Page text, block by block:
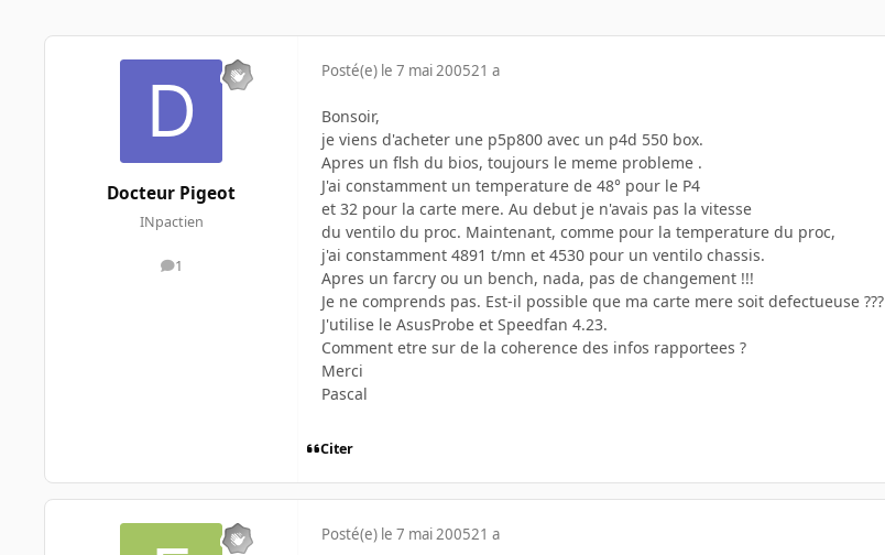
Docteur Pigeot
INpactien
1
messages
Posté(e) le 7 mai 200521 a
Bonsoir,
je viens d'acheter une p5p800 avec un p4d 550 box.
Apres un flsh du bios, toujours le meme probleme .
J'ai constamment un temperature de 48° pour le P4
et 32 pour la carte mere. Au debut je n'avais pas la vitesse
du ventilo du proc. Maintenant, comme pour la temperature du proc,
j'ai constamment 4891 t/mn et 4530 pour un ventilo chassis.
Apres un farcry ou un bench, nada, pas de changement !!!
Je ne comprends pas. Est-il possible que ma carte mere soit defectueuse ???
J'utilise le AsusProbe et Speedfan 4.23.
Comment etre sur de la coherence des infos rapportees ?
Merci
Pascal
Citer
Posté(e) le 7 mai 200521 a